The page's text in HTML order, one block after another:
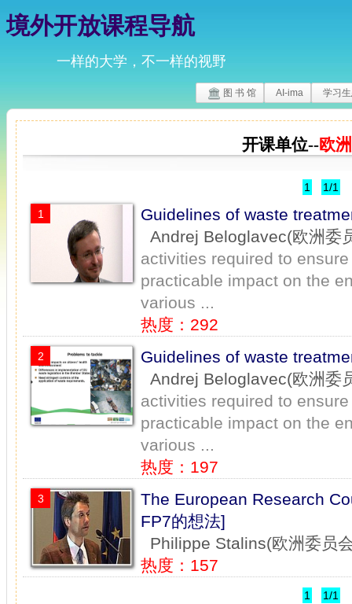
境外开放课程导航
一样的大学，不一样的视野
图 书 馆 AI-ima 学习
开课单位--欧
1 1/1
1
Guidelines of waste
Andrej Beloglavec(欧洲委
activities required to
practicable impact on the
various ...
热度：292
2
Guidelines of waste
Andrej Beloglavec(欧洲委
activities required to
practicable impact on the
various ...
热度：197
3
The European Research
FP7的想法]
Philippe Stalins(欧洲委员
热度：157
1 1/1